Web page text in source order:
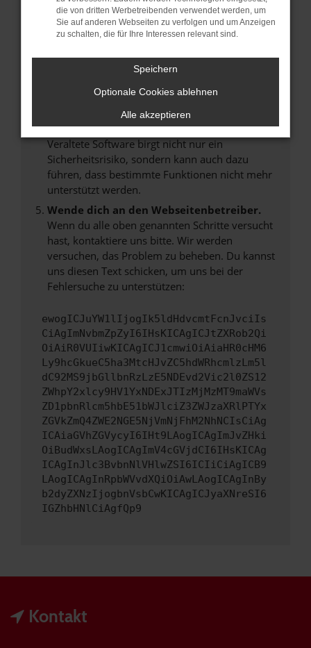
anderen Browser oder in einem privaten
Fenster?
Das kann manchmal helfen, vorübergehende
Probleme zu beheben.
Stelle sicher, dass dein Browser und dein
Betriebssystem auf dem neuesten Stand
sind.
Veraltete Software birgt nicht nur ein
Sicherheitsrisiko, sondern kann auch dazu
führen, dass bestimmte Funktionen nicht mehr
unterstützt werden.
Wende dich an den Webseitenbetreiber.
Wenn du alle oben genannten Schritte versucht
hast, kontaktiere uns bitte. Wir werden
versuchen, das Problem zu beheben. Du kannst
uns diesen Text schicken, um uns bei der
Fehlersuche zu unterstützen:
ewogICJuYW1lIjogIk5ldHdvcmtFcnJvciIs
CiAgImNvbmZpZyI6IHsKICAgICJtZXRob2Qi
OiAiR0VUIiwKICAgICJ1cmwiOiAiaHR0cHM6
Ly9hcGkueC5ha3MtcHJvZC5hdWRhcmlzLm5l
dC92MS9jbGllbnRzLzE5NDEvd2Vic2l0ZS12
ZWhpY2xlcy9HV1YxNDExJTIzMjMzMT9maWVs
ZD1pbnRlcm5hbE51bWJlciZ3ZWJzaXRlPTYx
ZGVkZmQ4ZWE2NGE5NjVmNjFhM2NhNCIsCiAg
ICAiaGVhZGVycyI6IHt9LAogICAgImJvZHki
OiBudWxsLAogICAgImV4cGVjdCI6IHsKICAg
ICAgInJlc3BvbnNlVHlwZSI6ICIiCiAgICB9
LAogICAgInRpbWVvdXQiOiAwLAogICAgInBy
b2dyZXNzIjogbnVsbCwKICAgICJyaXNreSI6
IGZhbHNlCiAgfQp9
Kontakt
die von dritten Werbetreibenden verwendet werden, um
Sie auf anderen Webseiten zu verfolgen und um Anzeigen
zu schalten, die für Ihre Interessen relevant sind.
Speichern
Optionale Cookies ablehnen
Alle akzeptieren